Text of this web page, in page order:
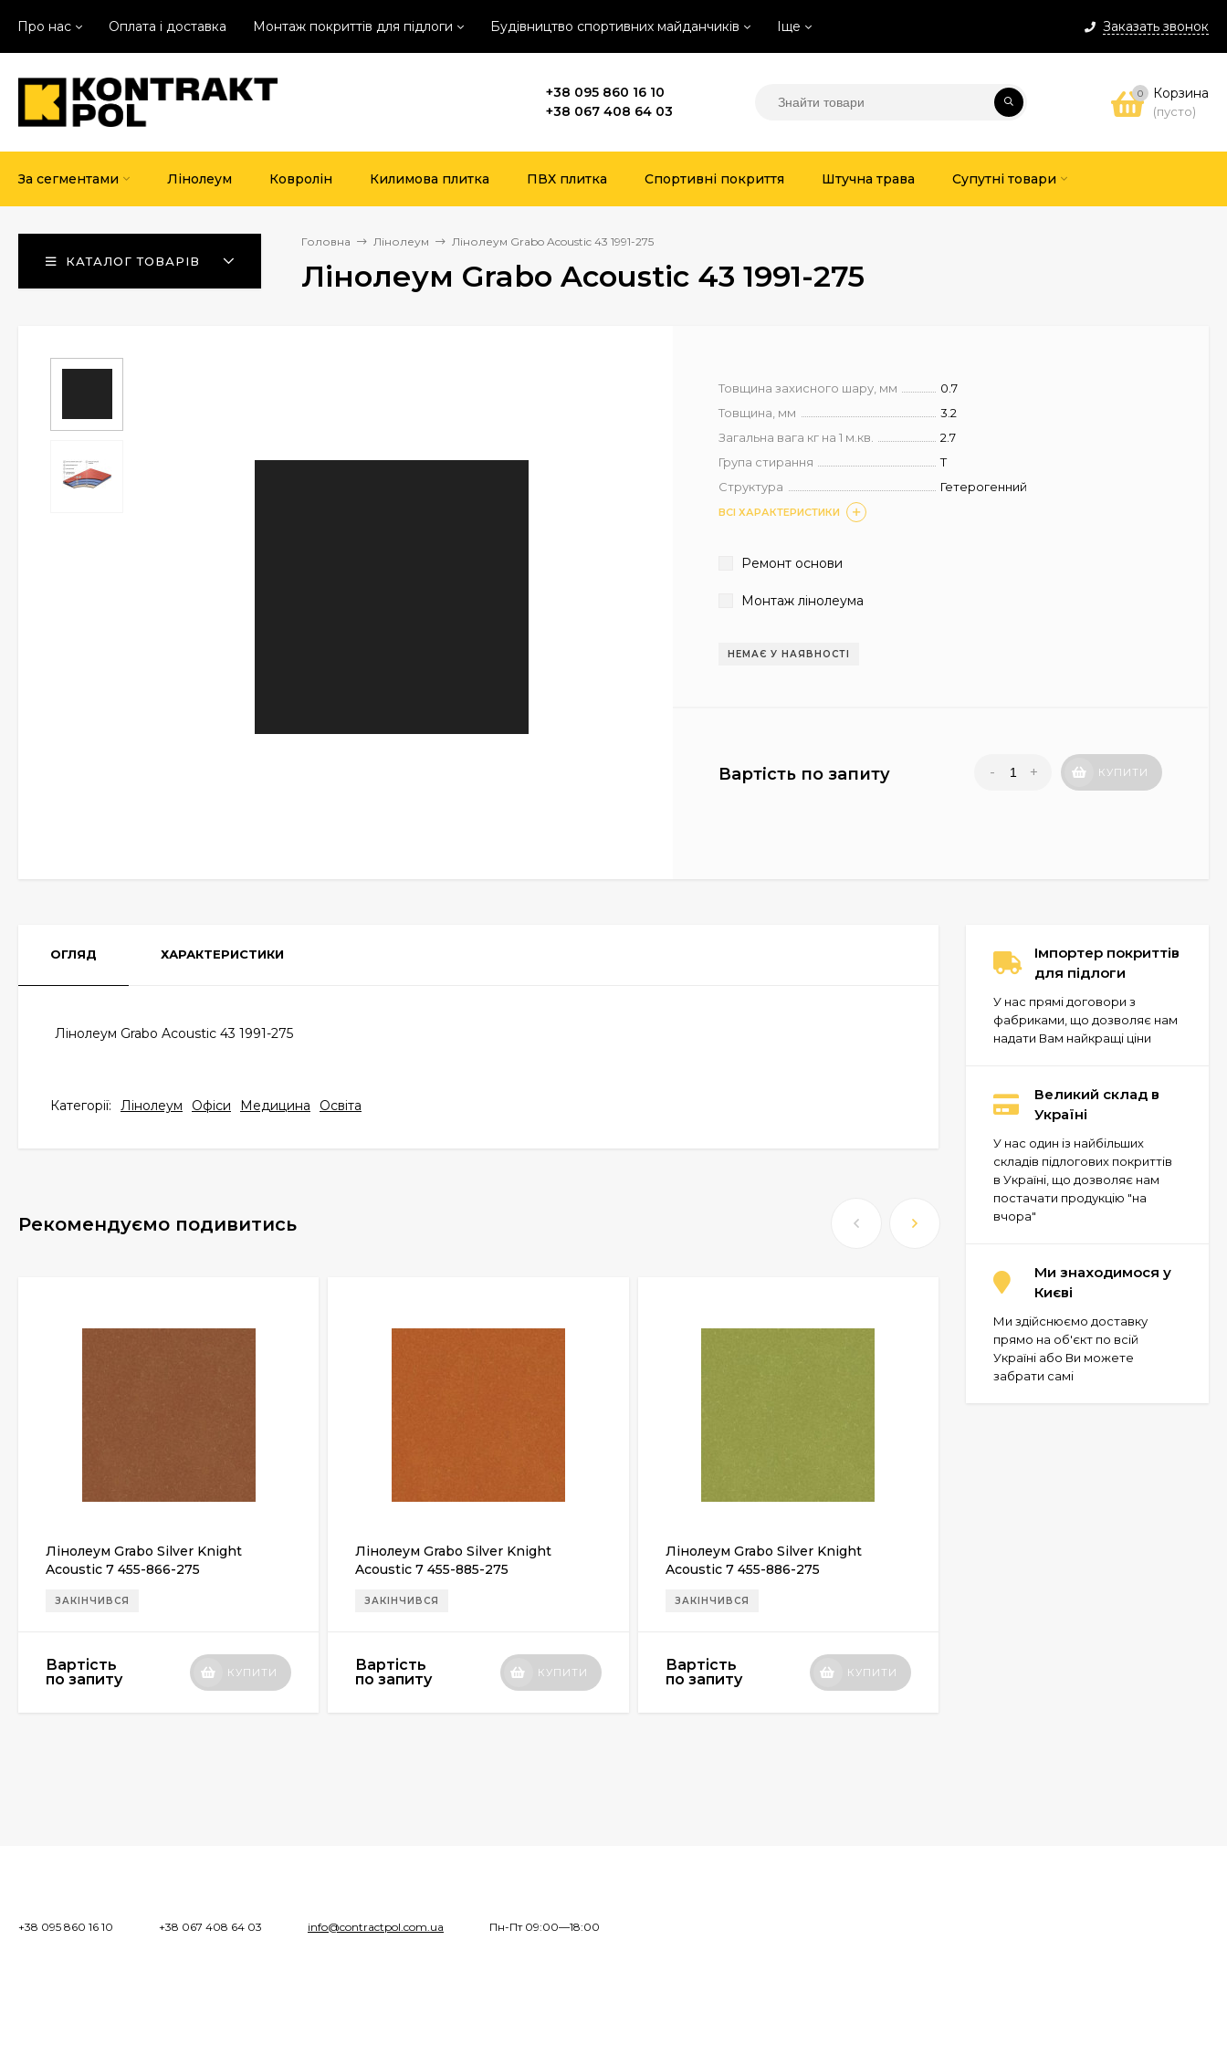
Заказать звонок
Про нас Оплата і доставка Монтаж покриттів для підлоги Будівництво спортивних майданчиків Іще
+38 095 860 16 10
+38 067 408 64 03
0 Корзина
(пусто)
За сегментами Лінолеум Ковролін Килимова плитка ПВХ плитка Спортивні покриття Штучна трава Супутні товари
КАТАЛОГ ТОВАРІВ
Головна Лінолеум Лінолеум Grabo Acoustic 43 1991-275
Лінолеум Grabo Acoustic 43 1991-275
Товщина захисного шару, мм
0.7
Товщина, мм
3.2
Загальна вага кг на 1 м.кв.
2.7
Група стирання
T
Структура
Гетерогенний
ВСІ ХАРАКТЕРИСТИКИ
Ремонт основи
Монтаж лінолеума
НЕМАЄ У НАЯВНОСТІ
Вартість по запиту - + КУПИТИ
ОГЛЯД ХАРАКТЕРИСТИКИ
Лінолеум Grabo Acoustic 43 1991-275
Категорії: Лінолеум Офіси Медицина Освіта
Рекомендуємо подивитись
Лінолеум Grabo Silver Knight
Acoustic 7 455-866-275
ЗАКІНЧИВСЯ
Вартість
по запиту
КУПИТИ
Лінолеум Grabo Silver Knight
Acoustic 7 455-885-275
ЗАКІНЧИВСЯ
Вартість
по запиту
КУПИТИ
Лінолеум Grabo Silver Knight
Acoustic 7 455-886-275
ЗАКІНЧИВСЯ
Вартість
по запиту
КУПИТИ
Імпортер покриттів
для підлоги
У нас прямі договори з
фабриками, що дозволяє нам
надати Вам найкращі ціни
Великий склад в
Україні
У нас один із найбільших
складів підлогових покриттів
в Україні, що дозволяє нам
постачати продукцію "на
вчора"
Ми знаходимося у
Києві
Ми здійснюємо доставку
прямо на об'єкт по всій
Україні або Ви можете
забрати самі
+38 095 860 16 10 +38 067 408 64 03 info@contractpol.com.ua Пн-Пт 09:00—18:00